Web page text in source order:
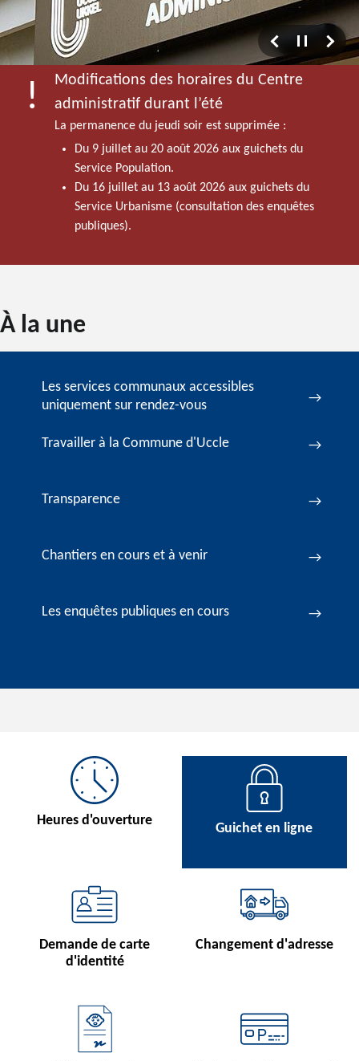
Modifications des horaires du Centre
administratif durant l’été
La permanence du jeudi soir est supprimée :
Du 9 juillet au 20 août 2026 aux guichets du
Service Population.
Du 16 juillet au 13 août 2026 aux guichets du
Service Urbanisme (consultation des enquêtes
publiques).
Accueil
À la une
Les services communaux accessibles
uniquement sur rendez-vous
Travailler à la Commune d'Uccle
Transparence
Chantiers en cours et à venir
Les enquêtes publiques en cours
Heures d'ouverture
Demande de carte
d'identité
Guichet en ligne
Changement d'adresse